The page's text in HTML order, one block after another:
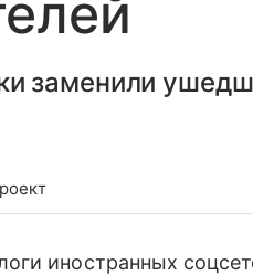
заменили
иностранных